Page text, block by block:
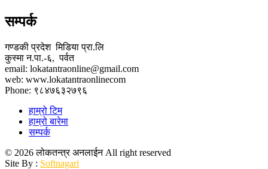
सम्पर्क
गण्डकी प्रदेश मिडिया प्रा.लि
कुस्मा न.पा.-६, पर्वत
email: lokatantraonline@gmail.com
web: www.lokatantraonlinecom
Phone: ९८४७६३२७९६
हाम्रो टिम
हाम्रो बारेमा
सम्पर्क
© 2026 लोकतन्त्र अनलाईन All right reserved
Site By : Softnagari